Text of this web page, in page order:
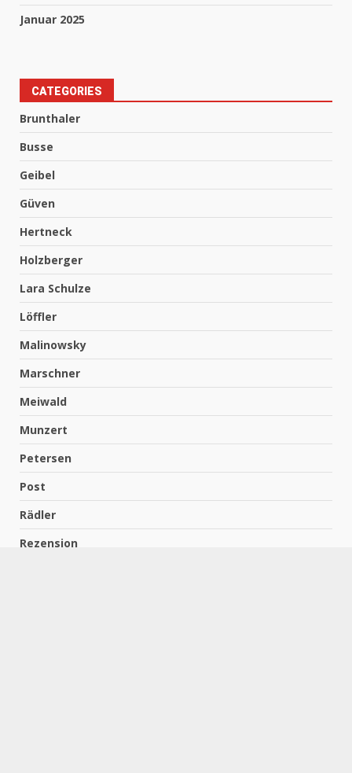
Januar 2025
CATEGORIES
Brunthaler
Busse
Geibel
Güven
Hertneck
Holzberger
Lara Schulze
Löffler
Malinowsky
Marschner
Meiwald
Munzert
Petersen
Post
Rädler
Rezension